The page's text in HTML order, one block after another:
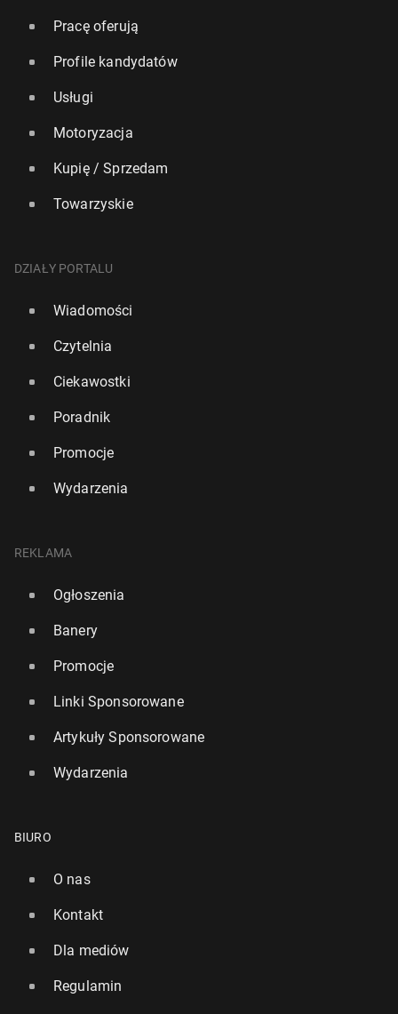
Pracę oferują
Profile kandydatów
Usługi
Motoryzacja
Kupię / Sprzedam
Towarzyskie
DZIAŁY PORTALU
Wiadomości
Czytelnia
Ciekawostki
Poradnik
Promocje
Wydarzenia
REKLAMA
Ogłoszenia
Banery
Promocje
Linki Sponsorowane
Artykuły Sponsorowane
Wydarzenia
BIURO
O nas
Kontakt
Dla mediów
Regulamin